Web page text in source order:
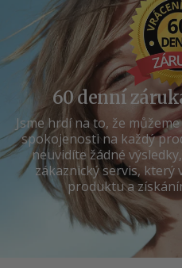
60 denní
Jsme hrdí na to, že
spokojenosti na každý
neuvidíte žádné
zákaznický servis, který
produktu a